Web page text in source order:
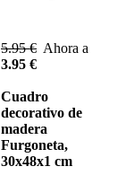
5.95 € Ahora a
3.95 €
Cuadro
decorativo de
madera
Furgoneta,
30x48x1 cm